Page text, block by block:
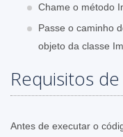
Chame o método
Passe o caminho
objeto da classe
Requisitos
Antes de executar o